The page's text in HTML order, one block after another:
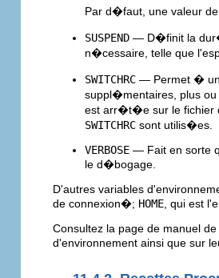
Par d�faut, une valeur
SUSPEND — D�finit la
n�cessaire, telle que
SWITCHRC — Permet � un
suppl�mentaires, plus
est arr�t�e sur le fichier
SWITCHRC sont utilis�es.
VERBOSE — Fait en sorte
le d�bogage.
D'autres variables
de connexion�; HOME , qui est
Consultez la page de manuel de
d'environnement ainsi que sur